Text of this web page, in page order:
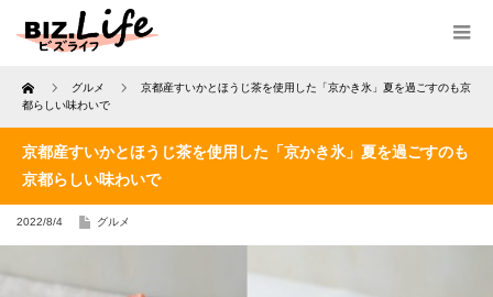
Home グルメ
京都産すいかとほうじ茶を使用した「京かき氷」夏を過ごすのも京
都らしい味わいで
京都産すいかとほうじ茶を使用した「京かき氷」夏を過ごすのも
京都らしい味わいで
2022/8/4 グルメ